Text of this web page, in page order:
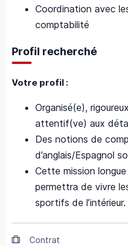
Coordination avec
comptabilité
Profil recherché
Votre profil :
Organisé(e),
attentif(ve) aux
Des notions de
d’anglais/Espagnol
Cette mission
permettra de vivre
sportifs de l’intérieur.
Contrat